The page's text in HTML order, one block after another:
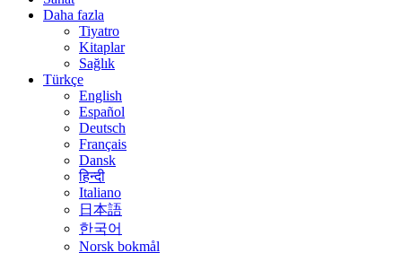
Daha fazla
Tiyatro
Kitaplar
Sağlık
Türkçe
English
Español
Deutsch
Français
Dansk
हिन्दी
Italiano
日本語
한국어
Norsk bokmål